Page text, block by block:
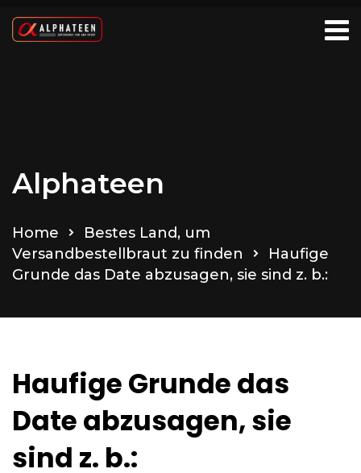
Alphateen
Home
Bestes Land, um
Versandbestellbraut zu finden
Haufige
Grunde das Date abzusagen, sie sind z. b.:
Haufige Grunde das
Date abzusagen, sie
sind z. b.: